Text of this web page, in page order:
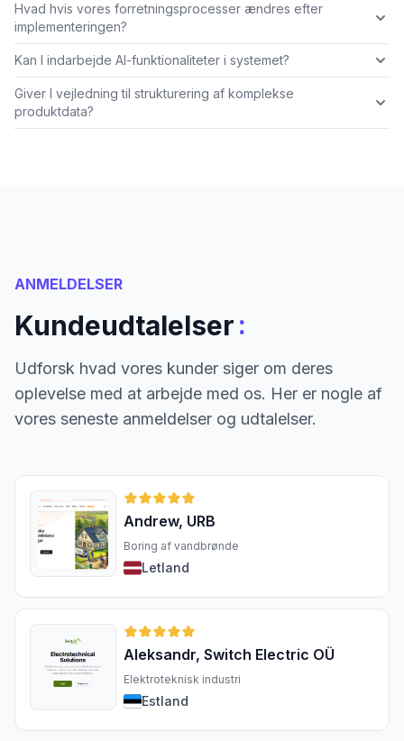
Hvad hvis vores forretningsprocesser ændres efter
implementeringen?
Kan I indarbejde AI-funktionaliteter i systemet?
Giver I vejledning til strukturering af komplekse
produktdata?
ANMELDELSER
Kundeudtalelser:
Udforsk hvad vores kunder siger om deres
oplevelse med at arbejde med os. Her er nogle af
vores seneste anmeldelser og udtalelser.
Andrew, URB
Boring af vandbrønde
Letland
Aleksandr, Switch Electric OÜ
Elektroteknisk industri
Estland